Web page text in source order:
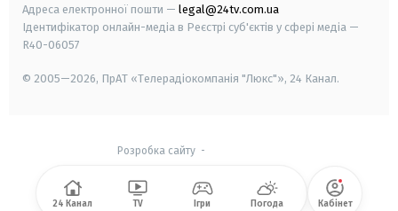
Адреса електронної пошти — legal@24tv.com.ua
Ідентифікатор онлайн-медіа в Реєстрі суб'єктів у сфері медіа —
R40-06057
© 2005—2026, ПрАТ «Телерадіокомпанія "Люкс"», 24 Канал.
Розробка сайту-
24 Канал TV Ігри Погода Кабінет